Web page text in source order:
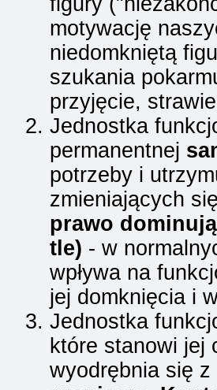
motywację
niedomkniętą
szukania
przyjęcie,
Jednostka
permanentnej
potrzeby i
zmieniających
prawo
tle) - w
wpływa na
jej domknięcia i
Jednostka
które stanowi jej
wyodrębnia się